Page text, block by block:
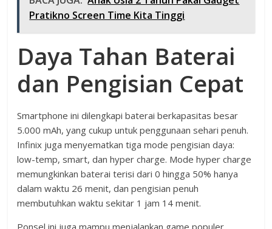
Pratikno Screen Time Kita Tinggi
Daya Tahan Baterai
dan Pengisian Cepat
Smartphone ini dilengkapi baterai berkapasitas besar
5.000 mAh, yang cukup untuk penggunaan sehari penuh.
Infinix juga menyematkan tiga mode pengisian daya:
low-temp, smart, dan hyper charge. Mode hyper charge
memungkinkan baterai terisi dari 0 hingga 50% hanya
dalam waktu 26 menit, dan pengisian penuh
membutuhkan waktu sekitar 1 jam 14 menit.